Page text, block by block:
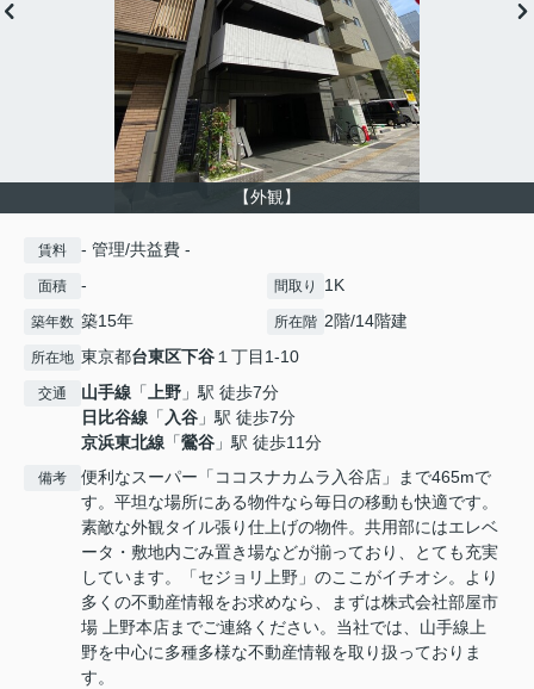
【外観】
賃料 - 管理/共益費 -
面積 - 間取り 1K
築年数 築15年 所在階 2階/14階建
所在地 東京都台東区下谷１丁目1-10
交通 山手線 「上野 」駅 徒歩7分
日比谷線 「入谷 」駅 徒歩7分
京浜東北線 「鶯谷 」駅 徒歩11分
備考
便利なスーパー「ココスナカムラ入谷店」まで465mで
す。平坦な場所にある物件なら毎日の移動も快適です。
素敵な外観タイル張り仕上げの物件。共用部にはエレベ
ータ・敷地内ごみ置き場などが揃っており、とても充実
しています。「セジョリ上野」のここがイチオシ。より
多くの不動産情報をお求めなら、まずは株式会社部屋市
場 上野本店までご連絡ください。当社では、山手線上
野を中心に多種多様な不動産情報を取り扱っておりま
す。